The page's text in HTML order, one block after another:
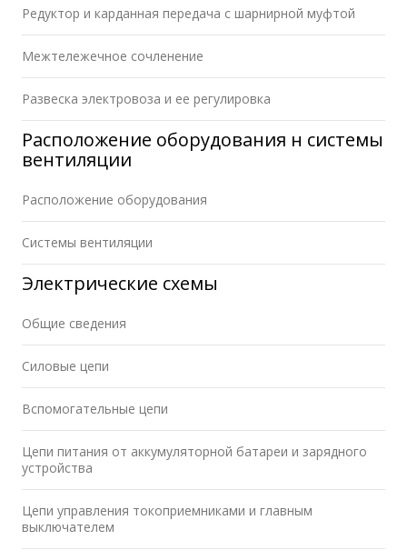
Редуктор и карданная передача с шарнирной муфтой
Межтележечное сочленение
Развеска электровоза и ее регулировка
Расположение оборудования н системы
вентиляции
Расположение оборудования
Системы вентиляции
Электрические схемы
Общие сведения
Силовые цепи
Вспомогательные цепи
Цепи питания от аккумуляторной батареи и зарядного
устройства
Цепи управления токоприемниками и главным
выключателем